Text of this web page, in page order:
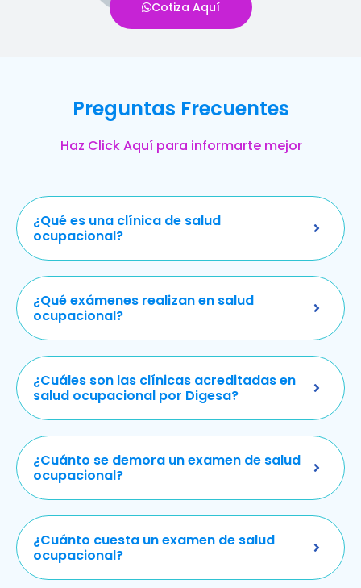
Cotiza Aquí
Preguntas Frecuentes
Haz Click Aquí para informarte mejor
¿Qué es una clínica de salud
ocupacional?
¿Qué exámenes realizan en salud
ocupacional?
¿Cuáles son las clínicas acreditadas en
salud ocupacional por Digesa?
¿Cuánto se demora un examen de salud
ocupacional?
¿Cuánto cuesta un examen de salud
ocupacional?